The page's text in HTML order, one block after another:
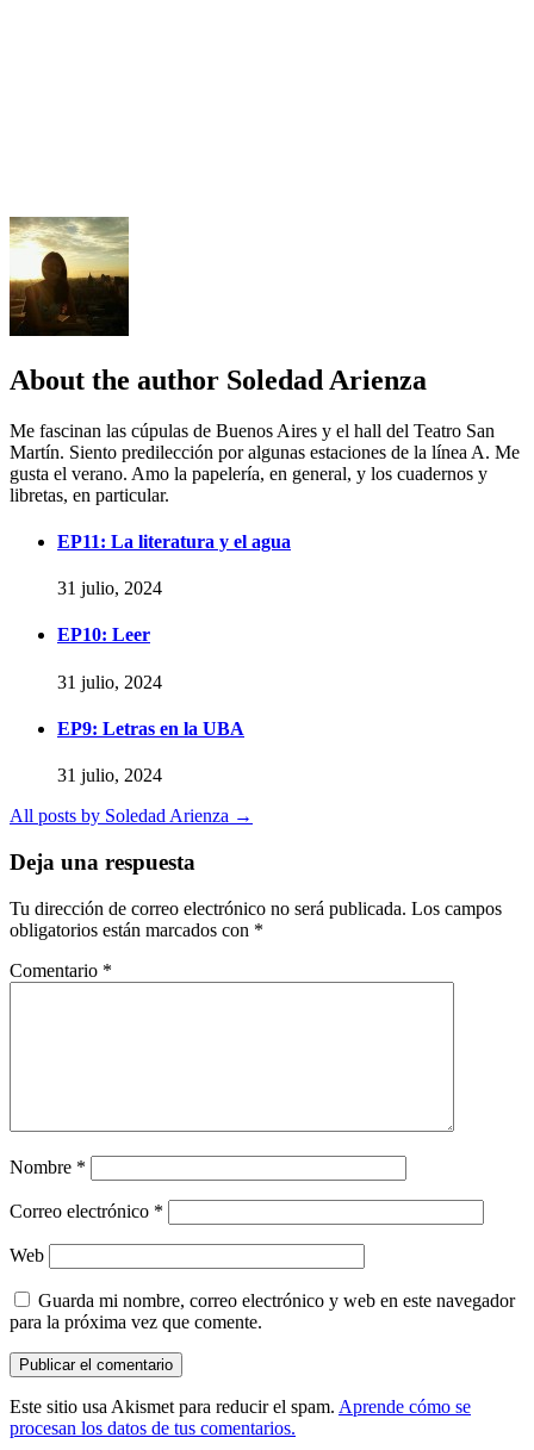
About the author Soledad Arienza
Me fascinan las cúpulas de Buenos Aires y el hall del Teatro San
Martín. Siento predilección por algunas estaciones de la línea A. Me
gusta el verano. Amo la papelería, en general, y los cuadernos y
libretas, en particular.
EP11: La literatura y el agua
31 julio, 2024
EP10: Leer
31 julio, 2024
EP9: Letras en la UBA
31 julio, 2024
All posts by Soledad Arienza →
Deja una respuesta
Tu dirección de correo electrónico no será publicada. Los campos
obligatorios están marcados con *
Comentario *
Nombre *
Correo electrónico *
Web
Guarda mi nombre, correo electrónico y web en este navegador
para la próxima vez que comente.
Este sitio usa Akismet para reducir el spam. Aprende cómo se
procesan los datos de tus comentarios.